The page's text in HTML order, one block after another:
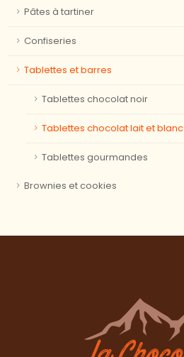
Pâtes à tartiner
Confiseries
Tablettes et barres
Tablettes chocolat noir
Tablettes chocolat lait et blanc
Tablettes gourmandes
Brownies et cookies